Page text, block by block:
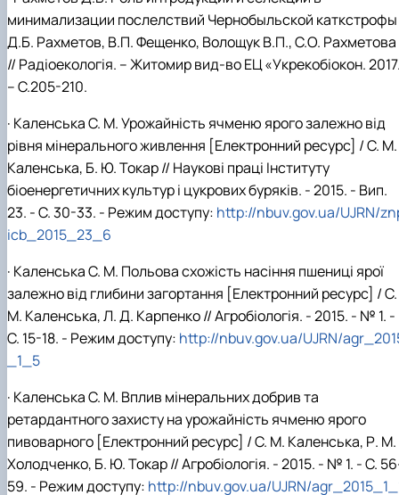
минимализации послелствий Чернобыльской
Д.Б. Рахметов, В.П. Фещенко, Волощук В.П., С.О. Рахметова
// Радіоекологія. – Житомир вид-во ЕЦ «Укрекобіокон.
– С.205-210.
· Каленська С. М. Урожайність ячменю ярого залежно від
рівня мінерального живлення [Електронний ресурс] / С. М.
Каленська, Б. Ю. Токар // Наукові праці Інституту
біоенергетичних культур і цукрових буряків. - 2015. - Вип.
23. - С. 30-33. - Режим доступу: http://nbuv.gov.ua/UJRN/
icb_2015_23_6
· Каленська С. М. Польова схожість насіння пшениці ярої
залежно від глибини загортання [Електронний ресурс] / С.
М. Каленська, Л. Д. Карпенко // Агробіологія. - 2015. - № 1. -
С. 15-18. - Режим доступу: http://nbuv.gov.ua/UJRN/
_1_5
· Каленська С. М. Вплив мінеральних добрив та
ретардантного захисту на урожайність ячменю ярого
пивоварного [Електронний ресурс] / С. М. Каленська, Р. М.
Холодченко, Б. Ю. Токар // Агробіологія. - 2015. - № 1. - С.
59. - Режим доступу: http://nbuv.gov.ua/UJRN/